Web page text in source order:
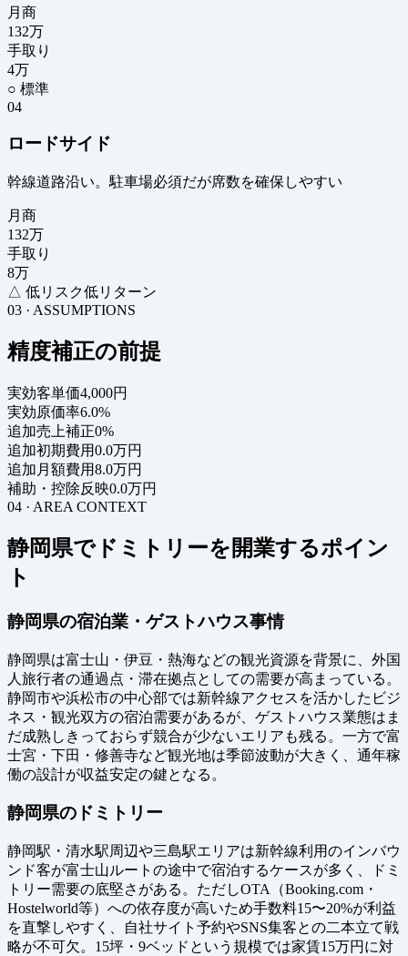
月商
132万
手取り
4万
○ 標準
04
ロードサイド
幹線道路沿い。駐車場必須だが席数を確保しやすい
月商
132万
手取り
8万
△ 低リスク低リターン
03 · ASSUMPTIONS
精度補正の前提
実効客単価4,000円
実効原価率6.0%
追加売上補正0%
追加初期費用0.0万円
追加月額費用8.0万円
補助・控除反映0.0万円
04 · AREA CONTEXT
静岡県でドミトリーを開業するポイン
ト
静岡県の宿泊業・ゲストハウス事情
静岡県は富士山・伊豆・熱海などの観光資源を背景に、外国
人旅行者の通過点・滞在拠点としての需要が高まっている。
静岡市や浜松市の中心部では新幹線アクセスを活かしたビジ
ネス・観光双方の宿泊需要があるが、ゲストハウス業態はま
だ成熟しきっておらず競合が少ないエリアも残る。一方で富
士宮・下田・修善寺など観光地は季節波動が大きく、通年稼
働の設計が収益安定の鍵となる。
静岡県のドミトリー
静岡駅・清水駅周辺や三島駅エリアは新幹線利用のインバウ
ンド客が富士山ルートの途中で宿泊するケースが多く、ドミ
トリー需要の底堅さがある。ただしOTA（Booking.com・
Hostelworld等）への依存度が高いため手数料15〜20%が利益
を直撃しやすく、自社サイト予約やSNS集客との二本立て戦
略が不可欠。15坪・9ベッドという規模では家賃15万円に対